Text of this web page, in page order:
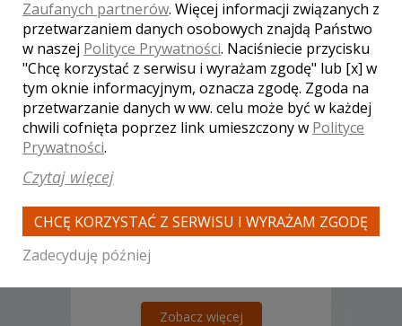
Ireneusz - kamerzysta
Kraków
3300 zł/ sesja
Ocena:
Dynamiczny montaż filmu, a także
wspaniała postprodukcja w jakości High
Definition pozwalają uzyskać idealne
video DSLR, bezprzewodowe
naszych realizacji...Zobacz więcej
Zaufanych partnerów. Więcej informacji związanych z
przetwarzaniem danych osobowych znajdą Państwo
w naszej Polityce Prywatności. Naciśniecie przycisku
"Chcę korzystać z serwisu i wyrażam zgodę" lub [x] w
tym oknie informacyjnym, oznacza zgodę. Zgoda na
przetwarzanie danych w ww. celu może być w każdej
chwili cofnięta poprzez link umieszczony w Polityce
Prywatności.
Czytaj więcej
CHCĘ KORZYSTAĆ Z SERWISU I WYRAŻAM ZGODĘ
Zadecyduję później